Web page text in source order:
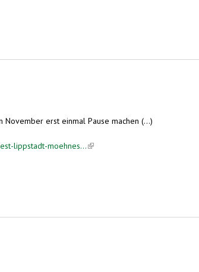
erst einmal Pause machen (...)
lippstadt-moehnes...(link is external)